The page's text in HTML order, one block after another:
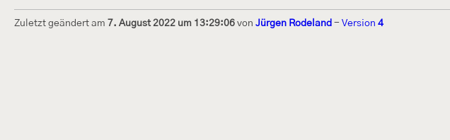
Zuletzt geändert am 7. August 2022 um 13:29:06 von Jürgen Rodeland - Version 4